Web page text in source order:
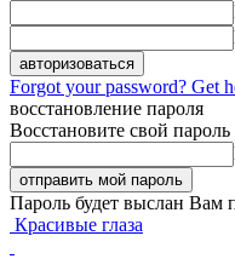
Forgot your password? Get
восстановление пароля
Восстановите свой пароль
Пароль будет выслан Вам
Красивые глаза